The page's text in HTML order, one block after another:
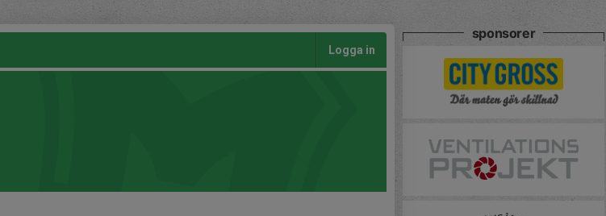
Logga in
sponsorer